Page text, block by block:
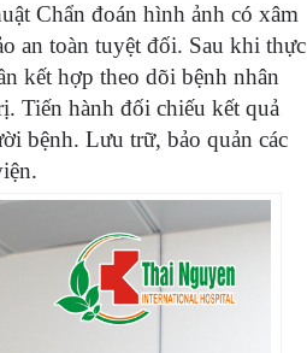
Chẩn đoán hình ảnh có xâm
an toàn tuyệt đối. Sau khi thực
kết hợp theo dõi bệnh nhân
Tiến hành đối chiếu kết quả
bệnh. Lưu trữ, bảo quản các